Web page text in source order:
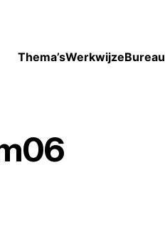
Thema’sWerkwijzeBureau